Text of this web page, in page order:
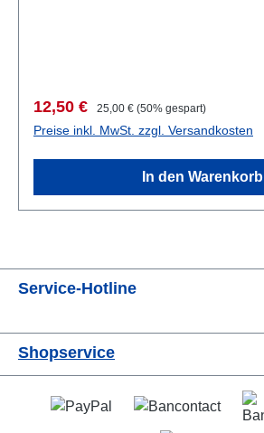
Verkaufspreis:
12,50 € Regulärer Preis:
25,00 € (50% gespart)
Preise inkl. MwSt. zzgl. Versandkosten
In den Warenkorb
Service-Hotline
Shopservice